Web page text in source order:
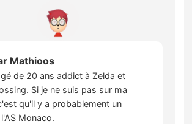
Mathioos
de 20 ans addict à Zelda et
Si je ne suis pas sur ma
qu'il y a probablement un
Monaco.